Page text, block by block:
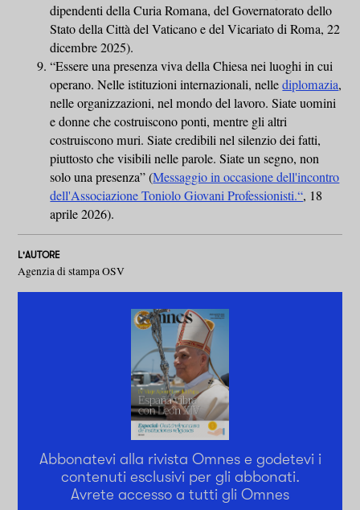
dipendenti della Curia Romana, del Governatorato dello
Stato della Città del Vaticano e del Vicariato di Roma, 22
dicembre 2025).
“Essere una presenza viva della Chiesa nei luoghi in cui
operano. Nelle istituzioni internazionali, nellediplomazia,
nelle organizzazioni, nel mondo del lavoro. Siate uomini
e donne che costruiscono ponti, mentre gli altri
costruiscono muri. Siate credibili nel silenzio dei fatti,
piuttosto che visibili nelle parole. Siate un segno, non
solo una presenza” (Messaggio in occasione dell'incontro
dell'Associazione Toniolo Giovani Professionisti.“, 18
aprile 2026).
L'AUTORE
Agenzia di stampa OSV
Abbonatevi alla rivista Omnes e godetevi i
contenuti esclusivi per gli abbonati.
Avrete accesso a tutti gli Omnes